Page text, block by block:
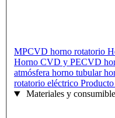
MPCVD horno rotatorio
Horno CVD y PECVD
atmósfera horno tubular
rotatorio eléctrico
Materiales y